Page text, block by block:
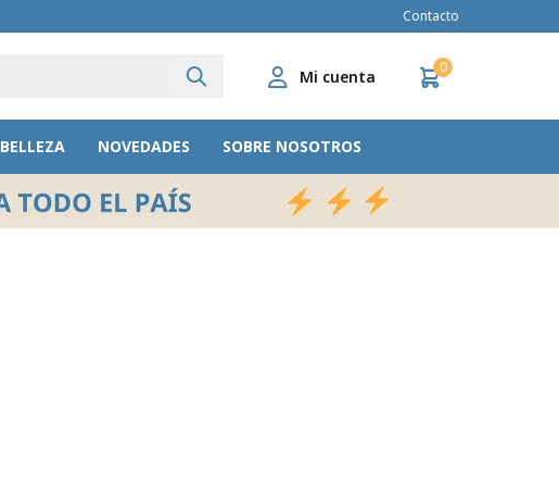
BELLEZA NOVEDADES SOBRE NOSOTROS
0
Contacto